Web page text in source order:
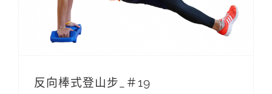
反向棒式登山步_＃19